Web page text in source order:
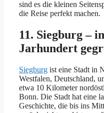
sind es die kleinen
die Reise perfekt machen.
11. Siegburg –
Jarhundert
Siegburg ist eine Stadt in
Westfalen, Deutschland,
etwa 10 Kilometer
Bonn. Die Stadt hat eine
Geschichte, die bis ins